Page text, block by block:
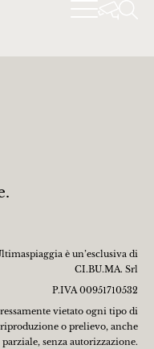
è un’esclusiva di
CI.BU.MA. Srl
P.IVA 00951710532
vietato ogni tipo di
riproduzione o prelievo, anche
parziale, senza autorizzazione.